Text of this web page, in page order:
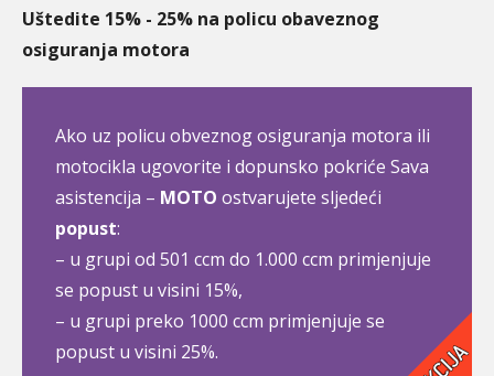
Uštedite 15% - 25% na policu obaveznog
osiguranja motora
Ako uz policu obveznog osiguranja motora ili
motocikla ugovorite i dopunsko pokriće Sava
asistencija – MOTO ostvarujete sljedeći
popust:
– u grupi od 501 ccm do 1.000 ccm primjenjuje
se popust u visini 15%,
– u grupi preko 1000 ccm primjenjuje se
popust u visini 25%.